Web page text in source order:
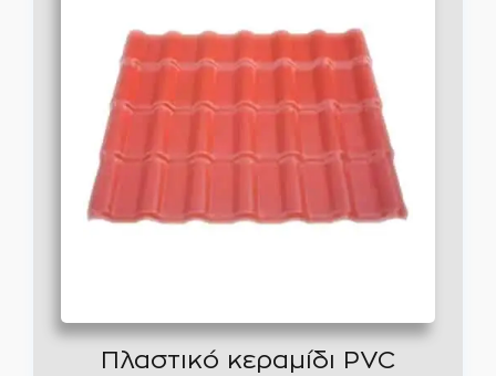
Πλαστικό κεραμίδι PVC